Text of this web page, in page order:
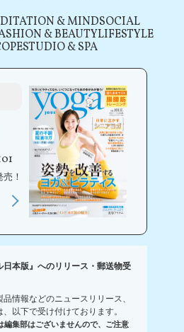
& MINDSOCIAL
& BEAUTYLIFESTYLE
STUDIO & SPA
！
日本版』へのリリース・郵送物受
情報などのニュースリリース、
以下で受け付けております。
集部はございませんので、ご注意